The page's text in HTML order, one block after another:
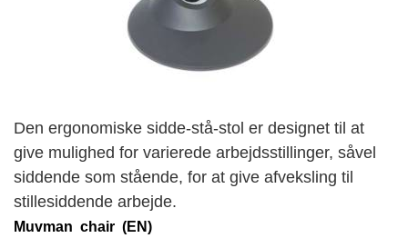
Den ergonomiske sidde-stå-stol er designet til at
give mulighed for varierede arbejdsstillinger, såvel
siddende som stående, for at give afveksling til
stillesiddende arbejde.
Muvman chair (EN)